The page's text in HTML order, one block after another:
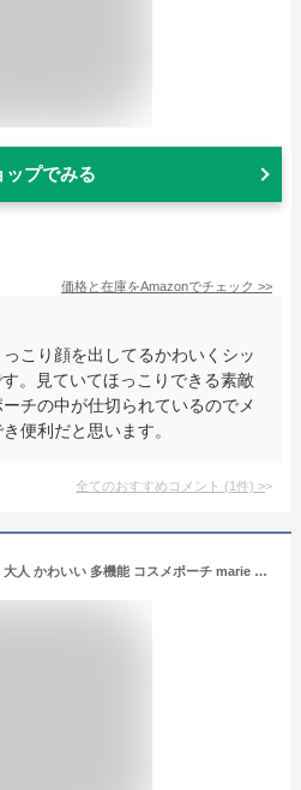
ップでみる
価格と在庫をAmazonでチェック >>
こり顔を出してるかわいくシッ
。見ていてほっこりできる素敵
チの中が仕切られているのでメ
便利だと思います。
全てのおすすめコメント (1件) >
【あす楽】 キティちゃん 大人 かわいい 多機能 コスメポーチ marie more 日本製 メアリーモア 薔薇柄 mm-0039mk-bl サンリオ 秋冬 収納が多い 大容量 大きめ バッグインバッグ 日本製 オリジナル柄 送料無料 化粧ポーチ 小物入れ トラベルポーチ マスクポーチ